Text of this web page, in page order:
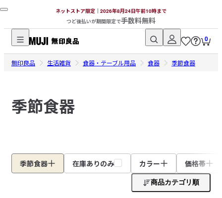
ネットストア限定｜2026年8月24日午前10時まで
つど後払いが期間限定で手数料無料
無
印
ネ
ッ
ト
ア
0
無印良品 生活雑貨 食器・テーブル用品 食器 季節食器
季節食器
季節食器 在庫ありのみ カラー 価格帯
商品カテゴリ順